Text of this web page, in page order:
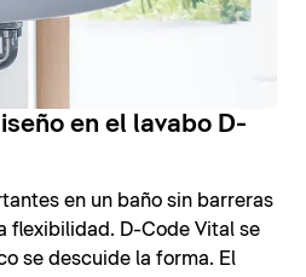
en el lavabo D-
en un baño sin barreras
flexibilidad. D-Code Vital se
se descuide la forma. El